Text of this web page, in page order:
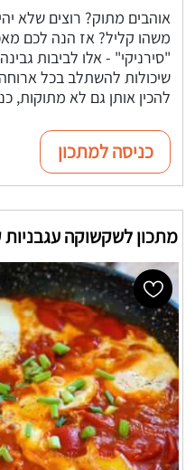
אוהבים מתוק? רוצים שלא
משהו קליל? אז הנה לכם
"סירניקי" - אלו לביבות
שיכולות להשתלב בכל
להכין אותן גם לא מתוקות,
כניסה למתכון
מתכון לשקשוקה